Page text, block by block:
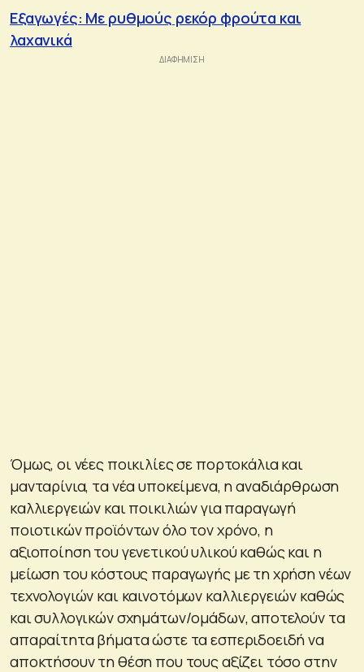
Εξαγωγές: Με ρυθμούς ρεκόρ φρούτα και
λαχανικά
Όμως, οι νέες ποικιλίες σε πορτοκάλια και
μανταρίνια, τα νέα υποκείμενα, η αναδιάρθρωση
καλλιεργειών και ποικιλιών για παραγωγή
ποιοτικών προϊόντων όλο τον χρόνο, η
αξιοποίηση του γενετικού υλικού καθώς και η
μείωση του κόστους παραγωγής με τη χρήση νέων
τεχνολογιών και καινοτόμων καλλιεργειών καθώς
και συλλογικών σχημάτων/ομάδων, αποτελούν τα
απαραίτητα βήματα ώστε τα εσπεριδοειδή να
αποκτήσουν τη θέση που τους αξίζει τόσο στην